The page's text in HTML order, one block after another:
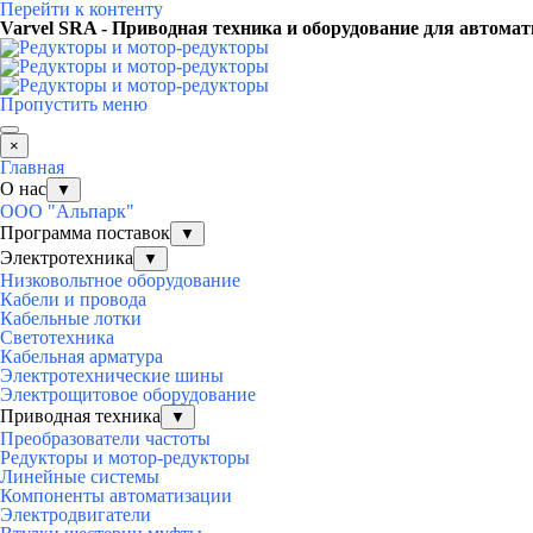
Перейти к контенту
Varvel SRA - Приводная техника и оборудование для
Пропустить меню
×
Главная
О нас
▼
ООО "Альпарк"
Программа поставок
▼
Электротехника ▼
Низковольтное оборудование
Кабели и провода
Кабельные лотки
Светотехника
Кабельная арматура
Электротехнические шины
Электрощитовое оборудование
Приводная техника
▼
Преобразователи частоты
Редукторы и мотор-редукторы
Линейные системы
Компоненты автоматизации
Электродвигатели